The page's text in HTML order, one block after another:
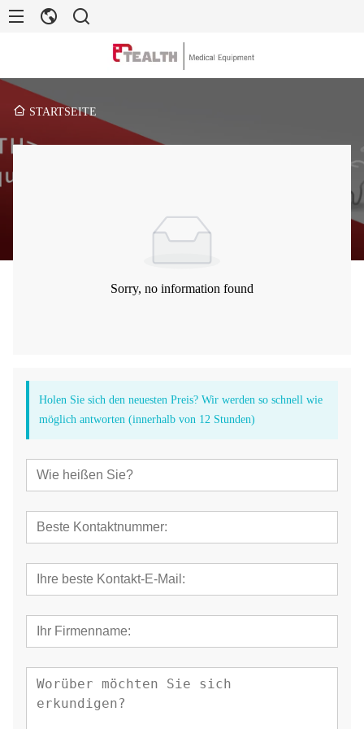
STARTSEITE
Sorry, no information found
Holen Sie sich den neuesten Preis? Wir werden so schnell wie
möglich antworten (innerhalb von 12 Stunden)